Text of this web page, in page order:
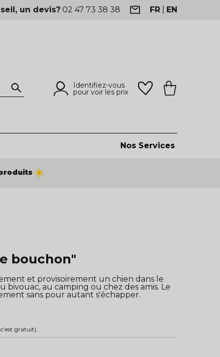
un devis? 02 47 73 38 38 FR EN
Identifiez-vous
pour voir les prix
Nos Services
bouchon"
et provisoirement un chien dans le
bivouac, au camping ou chez des amis. Le
sans pour autant s'échapper.
gratuit).